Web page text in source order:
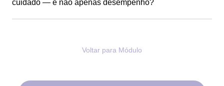
cuidado — e não apenas desempenho?
Voltar para Módulo